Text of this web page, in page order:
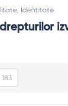
, Identitate
183